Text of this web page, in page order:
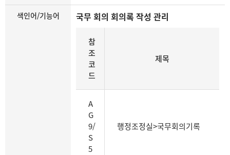
색인어/기능어 국무 회의 회의록 작성 관리
어
참
조
코
드
제목
A
G
9/
S
5
행정조정실>국무회의기록